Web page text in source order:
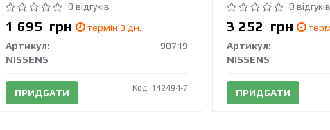
0 відгуків
1 695 грн
термін 3 дн.
Артикул:
90719
NISSENS
ПРИДБАТИ Код: 142494-7
0 відгуків
3 252 грн
Артикул:
NISSENS
ПРИДБАТИ